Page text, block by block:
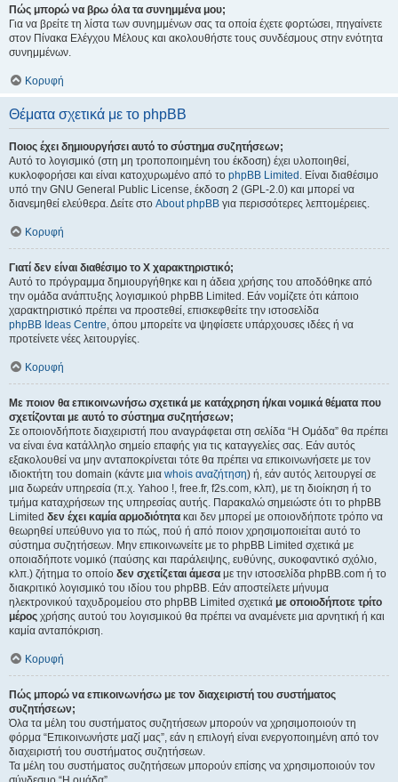
Πώς μπορώ να βρω όλα τα συνημμένα μου;
Για να βρείτε τη λίστα των συνημμένων σας τα οποία έχετε φορτώσει, πηγαίνετε
στον Πίνακα Ελέγχου Μέλους και ακολουθήστε τους συνδέσμους στην ενότητα
συνημμένων.
Κορυφή
Θέματα σχετικά με το phpBB
Ποιος έχει δημιουργήσει αυτό το σύστημα συζητήσεων;
Αυτό το λογισμικό (στη μη τροποποιημένη του έκδοση) έχει υλοποιηθεί,
κυκλοφορήσει και είναι κατοχυρωμένο από το phpBB Limited . Είναι διαθέσιμο
υπό την GNU General Public License, έκδοση 2 (GPL-2.0) και μπορεί να
διανεμηθεί ελεύθερα. Δείτε στο About phpBB για περισσότερες λεπτομέρειες.
Κορυφή
Γιατί δεν είναι διαθέσιμο το Χ χαρακτηριστικό;
Αυτό το πρόγραμμα δημιουργήθηκε και η άδεια χρήσης του αποδόθηκε από
την ομάδα ανάπτυξης λογισμικού phpBB Limited. Εάν νομίζετε ότι κάποιο
χαρακτηριστικό πρέπει να προστεθεί, επισκεφθείτε την ιστοσελίδα
phpBB Ideas Centre, όπου μπορείτε να ψηφίσετε υπάρχουσες ιδέες ή να
προτείνετε νέες λειτουργίες.
Κορυφή
Με ποιον θα επικοινωνήσω σχετικά με κατάχρηση ή/και νομικά θέματα που
σχετίζονται με αυτό το σύστημα συζητήσεων;
Σε οποιονδήποτε διαχειριστή που αναγράφεται στη σελίδα “Η Ομάδα” θα πρέπει
να είναι ένα κατάλληλο σημείο επαφής για τις καταγγελίες σας. Εάν αυτός
εξακολουθεί να μην ανταποκρίνεται τότε θα πρέπει να επικοινωνήσετε με τον
ιδιοκτήτη του domain (κάντε μια whois αναζήτηση) ή, εάν αυτός λειτουργεί σε
μια δωρεάν υπηρεσία (π.χ. Yahoo !, free.fr, f2s.com, κλπ), με τη διοίκηση ή το
τμήμα καταχρήσεων της υπηρεσίας αυτής. Παρακαλώ σημειώστε ότι το phpBB
Limited δεν έχει καμία αρμοδιότητα και δεν μπορεί με οποιονδήποτε τρόπο να
θεωρηθεί υπεύθυνο για το πώς, πού ή από ποιον χρησιμοποιείται αυτό το
σύστημα συζητήσεων. Μην επικοινωνείτε με το phpBB Limited σχετικά με
οποιαδήποτε νομικό (παύσης και παράλειψης, ευθύνης, συκοφαντικό σχόλιο,
κλπ.) ζήτημα το οποίο δεν σχετίζεται άμεσα με την ιστοσελίδα phpBB.com ή το
διακριτικό λογισμικό του ιδίου του phpBB. Εάν αποστείλετε μήνυμα
ηλεκτρονικού ταχυδρομείου στο phpBB Limited σχετικά με οποιοδήποτε τρίτο
μέρος χρήσης αυτού του λογισμικού θα πρέπει να αναμένετε μια αρνητική ή και
καμία ανταπόκριση.
Κορυφή
Πώς μπορώ να επικοινωνήσω με τον διαχειριστή του συστήματος
συζητήσεων;
Όλα τα μέλη του συστήματος συζητήσεων μπορούν να χρησιμοποιούν τη
φόρμα “Επικοινωνήστε μαζί μας”, εάν η επιλογή είναι ενεργοποιημένη από τον
διαχειριστή του συστήματος συζητήσεων.
Τα μέλη του συστήματος συζητήσεων μπορούν επίσης να χρησιμοποιούν τον